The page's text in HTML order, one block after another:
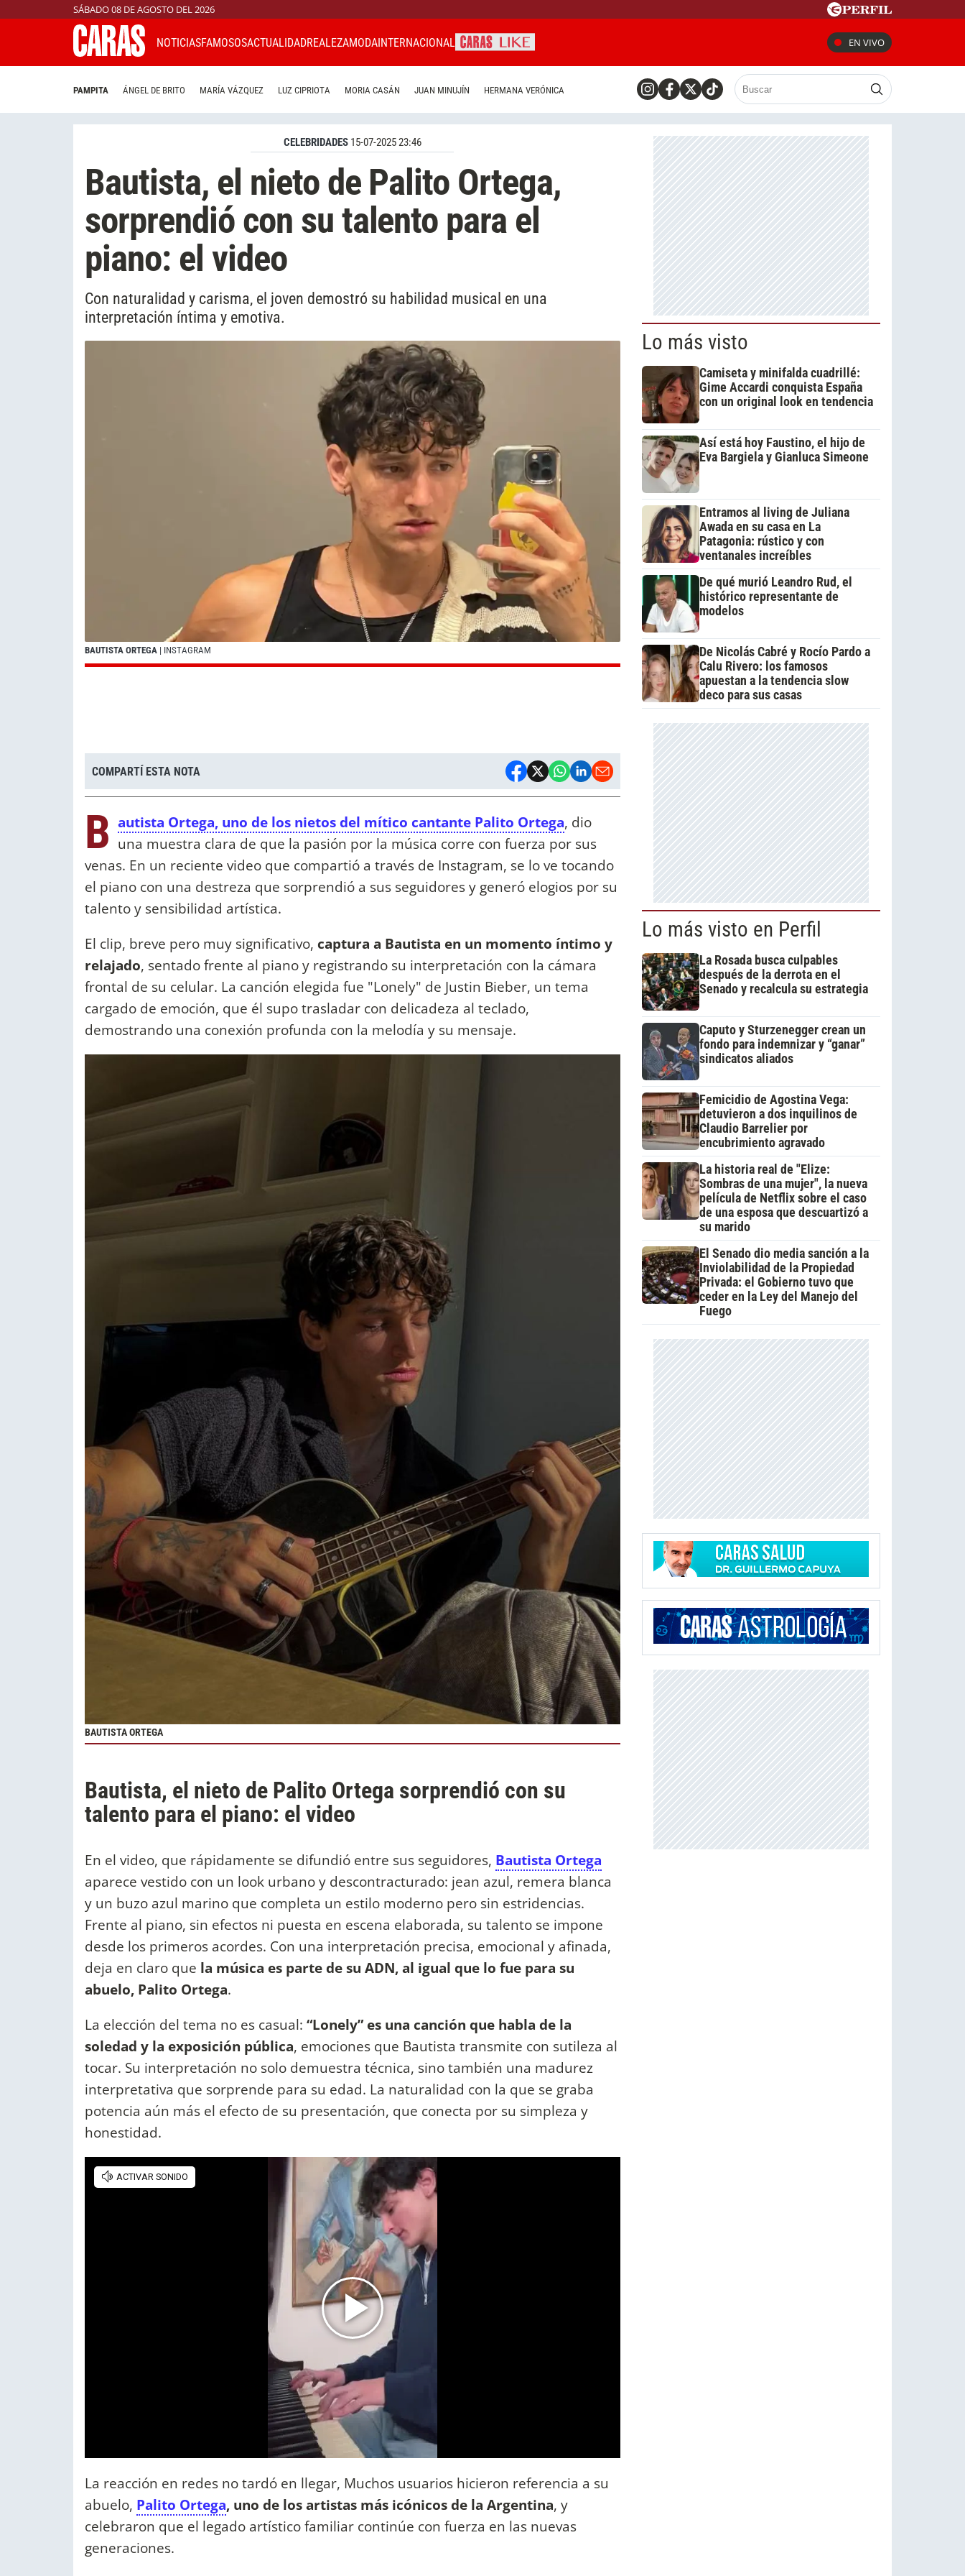
SÁBADO 08 DE AGOSTO DEL 2026
NOTICIASFAMOSOSACTUALIDADREALEZAMODAINTERNACIONAL EN VIVO
PAMPITA ÁNGEL DE BRITO MARÍA VÁZQUEZ LUZ CIPRIOTA MORIA CASÁN JUAN MINUJÍN HERMANA VERÓNICA
CELEBRIDADES 15-07-2025 23:46
Bautista, el nieto de Palito Ortega,
sorprendió con su talento para el
piano: el video
Con naturalidad y carisma, el joven demostró su habilidad musical en una
interpretación íntima y emotiva.
BAUTISTA ORTEGA | INSTAGRAM
COMPARTÍ ESTA NOTA
B autista Ortega, uno de los nietos del mítico cantante Palito Ortega, dio
una muestra clara de que la pasión por la música corre con fuerza por sus
venas. En un reciente video que compartió a través de Instagram, se lo ve tocando
el piano con una destreza que sorprendió a sus seguidores y generó elogios por su
talento y sensibilidad artística.
El clip, breve pero muy significativo, captura a Bautista en un momento íntimo y
relajado, sentado frente al piano y registrando su interpretación con la cámara
frontal de su celular. La canción elegida fue "Lonely" de Justin Bieber, un tema
cargado de emoción, que él supo trasladar con delicadeza al teclado,
demostrando una conexión profunda con la melodía y su mensaje.
BAUTISTA ORTEGA
Bautista, el nieto de Palito Ortega sorprendió con su
talento para el piano: el video
En el video, que rápidamente se difundió entre sus seguidores, Bautista Ortega
aparece vestido con un look urbano y descontracturado: jean azul, remera blanca
y un buzo azul marino que completa un estilo moderno pero sin estridencias.
Frente al piano, sin efectos ni puesta en escena elaborada, su talento se impone
desde los primeros acordes. Con una interpretación precisa, emocional y afinada,
deja en claro que la música es parte de su ADN, al igual que lo fue para su
abuelo, Palito Ortega.
La elección del tema no es casual: “Lonely” es una canción que habla de la
soledad y la exposición pública, emociones que Bautista transmite con sutileza al
tocar. Su interpretación no solo demuestra técnica, sino también una madurez
interpretativa que sorprende para su edad. La naturalidad con la que se graba
potencia aún más el efecto de su presentación, que conecta por su simpleza y
honestidad.
La reacción en redes no tardó en llegar, Muchos usuarios hicieron referencia a su
abuelo, Palito Ortega, uno de los artistas más icónicos de la Argentina, y
celebraron que el legado artístico familiar continúe con fuerza en las nuevas
generaciones.
Lo más visto
Camiseta y minifalda cuadrillé:
Gime Accardi conquista España
con un original look en tendencia
Así está hoy Faustino, el hijo de
Eva Bargiela y Gianluca Simeone
Entramos al living de Juliana
Awada en su casa en La
Patagonia: rústico y con
ventanales increíbles
De qué murió Leandro Rud, el
histórico representante de
modelos
De Nicolás Cabré y Rocío Pardo a
Calu Rivero: los famosos
apuestan a la tendencia slow
deco para sus casas
Lo más visto en Perfil
La Rosada busca culpables
después de la derrota en el
Senado y recalcula su estrategia
Caputo y Sturzenegger crean un
fondo para indemnizar y “ganar”
sindicatos aliados
Femicidio de Agostina Vega:
detuvieron a dos inquilinos de
Claudio Barrelier por
encubrimiento agravado
La historia real de "Elize:
Sombras de una mujer", la nueva
película de Netflix sobre el caso
de una esposa que descuartizó a
su marido
El Senado dio media sanción a la
Inviolabilidad de la Propiedad
Privada: el Gobierno tuvo que
ceder en la Ley del Manejo del
Fuego